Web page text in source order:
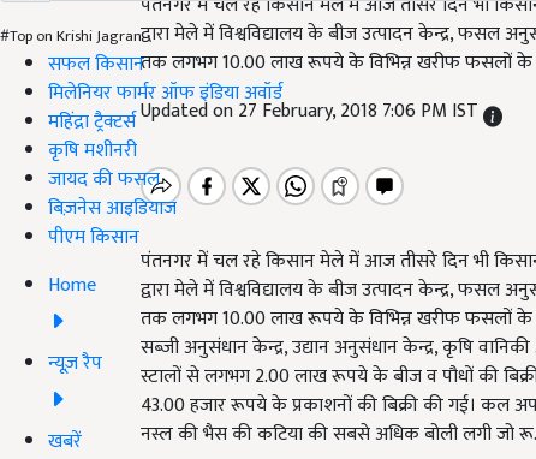
#Top on Krishi Jagran
सफल किसान
मिलेनियर फार्मर ऑफ इंडिया अवॉर्ड
महिंद्रा ट्रैक्टर्स
कृषि मशीनरी
जायद की फसल
बिज़नेस आइडियाज
पीएम किसान
Home
न्यूज़ रैप
खबरें
द्वारा मेले में विश्वविद्यालय के बीज उत्पादन केन्द्र, फसल
तक लगभग 10.00 लाख रूपये के विभिन्न खरीफ फसलों के
Updated on 27 February, 2018 7:06 PM IST
पंतनगर में चल रहे किसान मेले में आज तीसरे दिन भी
द्वारा मेले में विश्वविद्यालय के बीज उत्पादन केन्द्र, फसल
तक लगभग 10.00 लाख रूपये के विभिन्न खरीफ फसलों के
सब्जी अनुसंधान केन्द्र, उद्यान अनुसंधान केन्द्र, कृषि
स्टालों से लगभग 2.00 लाख रूपये के बीज व पौधों की
43.00 हजार रूपये के प्रकाशनों की बिक्री की गई। कल
नस्ल की भैस की कटिया की सबसे अधिक बोली लगी जो रू.